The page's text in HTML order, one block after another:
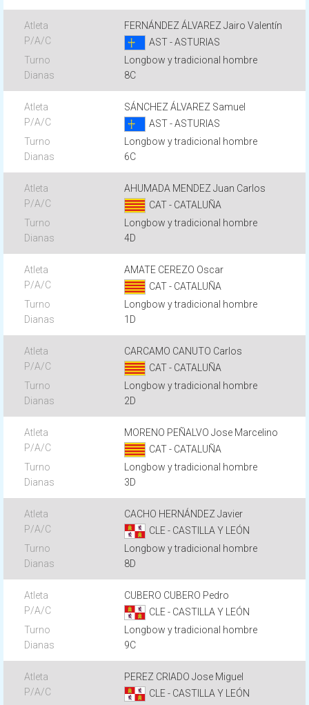
FERNÁNDEZ ÁLVAREZ Jairo Valentín
AST - ASTURIAS
Longbow y tradicional hombre
8C
SÁNCHEZ ÁLVAREZ Samuel
AST - ASTURIAS
Longbow y tradicional hombre
6C
AHUMADA MENDEZ Juan Carlos
CAT - CATALUÑA
Longbow y tradicional hombre
4D
AMATE CEREZO Oscar
CAT - CATALUÑA
Longbow y tradicional hombre
1D
CARCAMO CANUTO Carlos
CAT - CATALUÑA
Longbow y tradicional hombre
2D
MORENO PEÑALVO Jose Marcelino
CAT - CATALUÑA
Longbow y tradicional hombre
3D
CACHO HERNÁNDEZ Javier
CLE - CASTILLA Y LEÓN
Longbow y tradicional hombre
8D
CUBERO CUBERO Pedro
CLE - CASTILLA Y LEÓN
Longbow y tradicional hombre
9C
PEREZ CRIADO Jose Miguel
CLE - CASTILLA Y LEÓN